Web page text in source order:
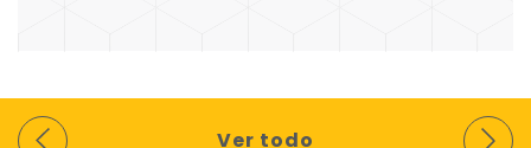
Ver todo